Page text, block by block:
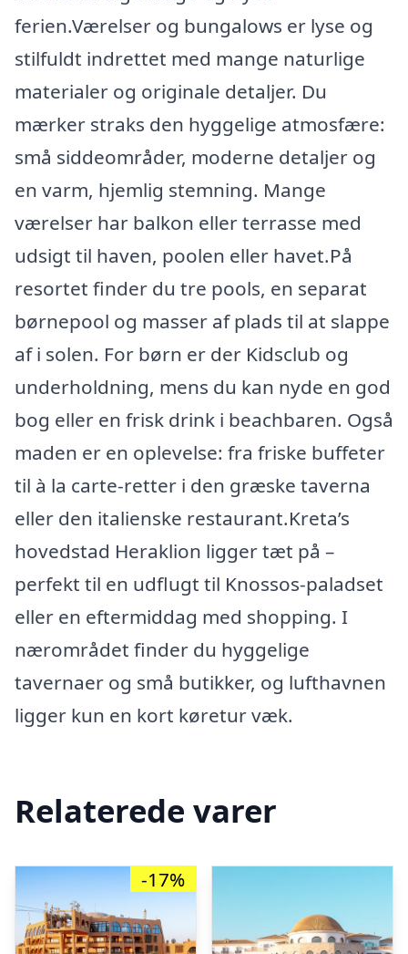
ferien.Værelser og bungalows er lyse og
stilfuldt indrettet med mange naturlige
materialer og originale detaljer. Du
mærker straks den hyggelige atmosfære:
små siddeområder, moderne detaljer og
en varm, hjemlig stemning. Mange
værelser har balkon eller terrasse med
udsigt til haven, poolen eller havet.På
resortet finder du tre pools, en separat
børnepool og masser af plads til at slappe
af i solen. For børn er der Kidsclub og
underholdning, mens du kan nyde en god
bog eller en frisk drink i beachbaren. Også
maden er en oplevelse: fra friske buffeter
til à la carte-retter i den græske taverna
eller den italienske restaurant.Kreta’s
hovedstad Heraklion ligger tæt på –
perfekt til en udflugt til Knossos-paladset
eller en eftermiddag med shopping. I
nærområdet finder du hyggelige
tavernaer og små butikker, og lufthavnen
ligger kun en kort køretur væk.
Relaterede varer
-17%